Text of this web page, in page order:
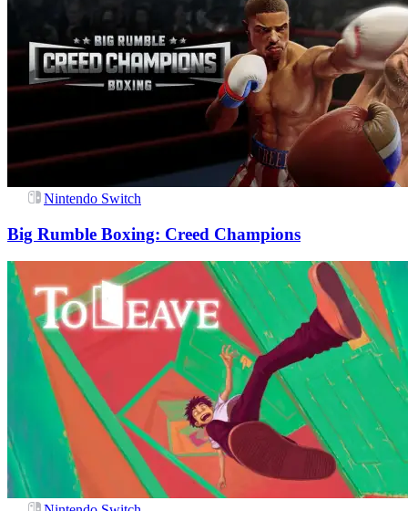
Nintendo Switch
Big Rumble Boxing: Creed Champions